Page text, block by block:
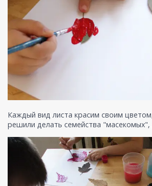
Каждый вид листа красим своим
решили делать семейства "масекомых",